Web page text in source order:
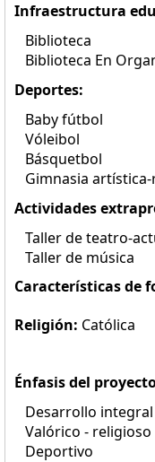
Infraestructura
Biblioteca
Biblioteca En
Deportes:
Baby fútbol
Vóleibol
Básquetbol
Gimnasia
Actividades
Taller de teatro-
Taller de música
Características de
Religión: Católica
Énfasis del
Desarrollo integral
Valórico - religioso
Deportivo